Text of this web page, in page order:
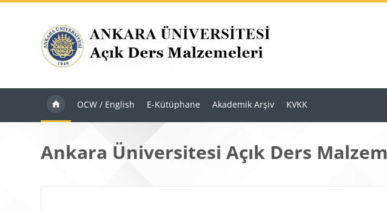
OCW / English E-Kütüphane Akademik Arşiv KVKK
Ankara Üniversitesi Açık Ders